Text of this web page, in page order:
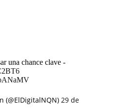
una chance clave -
(@ElDigitalNQN) 29 de